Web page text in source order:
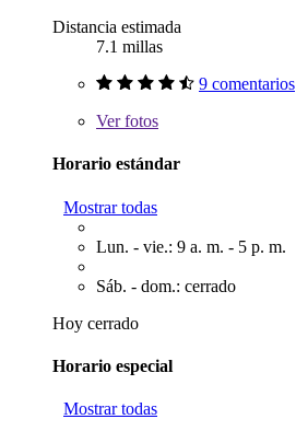
Distancia estimada
7.1 millas
9 comentarios
Verfotos
Horario estándar
Mostrar todas
Lun. - vie.: 9 a. m. - 5 p. m.
Sáb. - dom.: cerrado
Hoy cerrado
Horario especial
Mostrar todas